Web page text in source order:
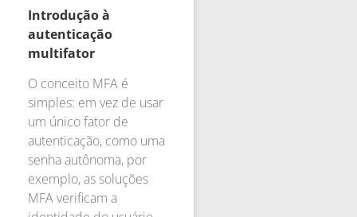
Introdução à
autenticação
multifator
O conceito MFA é
simples: em vez de usar
um único fator de
autenticação, como uma
senha autônoma, por
exemplo, as soluções
MFA verificam a